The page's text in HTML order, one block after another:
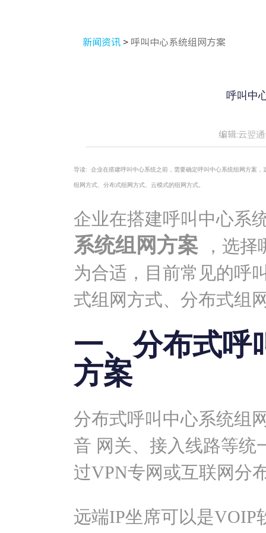
新闻资讯 > 呼叫中心系统组网方案
呼叫中
编辑:云翌
导读: 企业在搭建呼叫中心系统之前，需要确定呼叫中心系统组网方案
组网方式、分布式组网方式、云模式的组网方式。
企业在搭建呼叫中心系
系统组网方案
，选
为合适，目前常见的呼
式组网方式、分布式组
一、分布式呼
方案
分布式呼叫中心系统组
音 网关、接入线路等统
过VPN专网或互联网分
远端IP坐席可以是VOIP